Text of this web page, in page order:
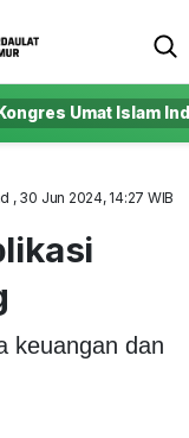
Umat Islam
, 30 Jun 2024, 14:27 WIB
keuangan dan